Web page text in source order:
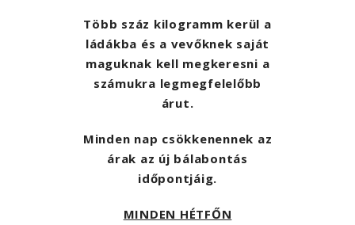
Több száz kilogramm kerül a
ládákba és a vevőknek saját
maguknak kell megkeresni a
számukra legmegfelelőbb
árut.
Minden nap csökkenennek az
árak az új bálabontás
időpontjáig.
MINDEN HÉTFŐN